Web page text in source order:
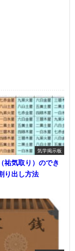
気学掲示板
祐気取り）のでき
り出し方法